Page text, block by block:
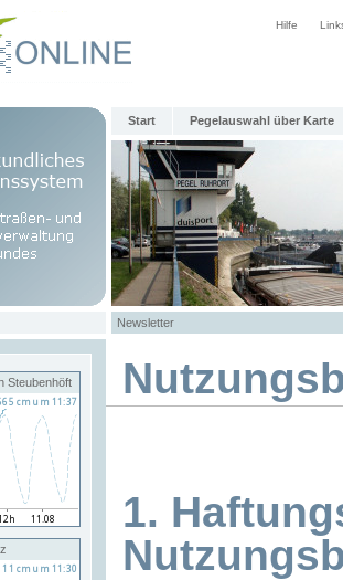
Hilfe
Start Pegelauswahl über Karte
Newsletter
Steubenhöft
1.